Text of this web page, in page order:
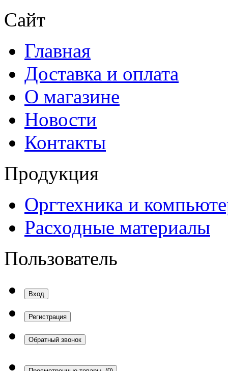
Сайт
Главная
Доставка и оплата
О магазине
Новости
Контакты
Продукция
Оргтехника и
Расходные материалы
Пользователь
Вход
Регистрация
Обратный звонок